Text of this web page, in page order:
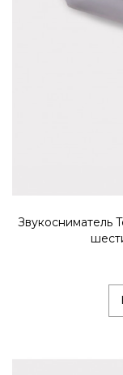
Звукосниматель